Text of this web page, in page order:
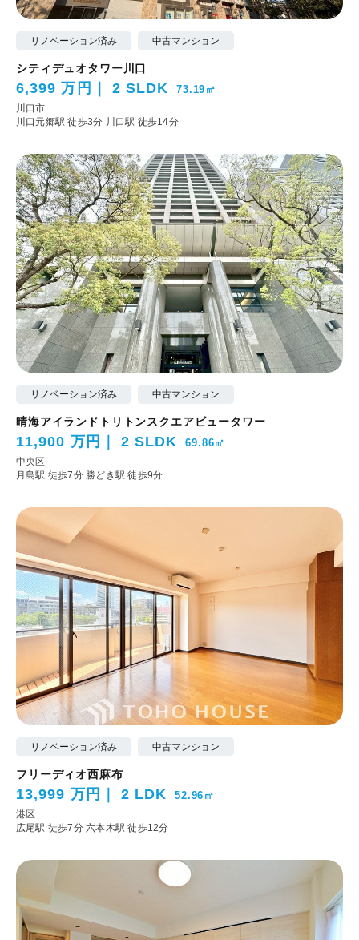
リノベーション済み 中古マンション
シティデュオタワー川口
6,399 万円 2 SLDK 73.19㎡
川口市
川口元郷駅 徒歩3分 川口駅 徒歩14分
リノベーション済み 中古マンション
晴海アイランドトリトンスクエアビュータワー
11,900 万円 2 SLDK 69.86㎡
中央区
月島駅 徒歩7分 勝どき駅 徒歩9分
リノベーション済み 中古マンション
フリーディオ西麻布
13,999 万円 2 LDK 52.96㎡
港区
広尾駅 徒歩7分六本木駅 徒歩12分